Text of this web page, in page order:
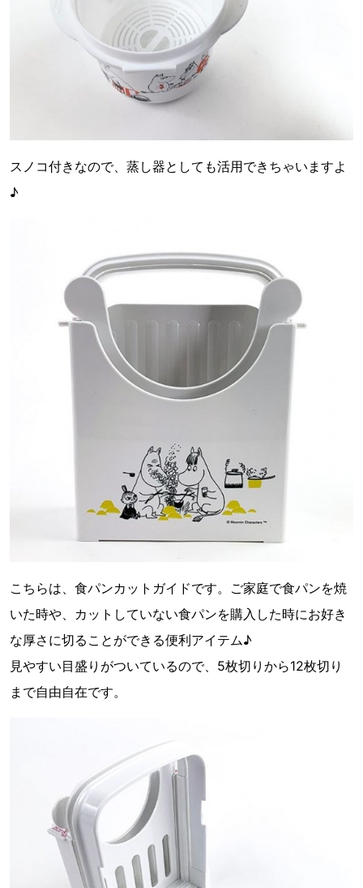
スノコ付きなので、蒸し器としても活用できちゃいますよ
♪
こちらは、食パンカットガイドです。ご家庭で食パンを焼
いた時や、カットしていない食パンを購入した時にお好き
な厚さに切ることができる便利アイテム♪
見やすい目盛りがついているので、5枚切りから12枚切り
まで自由自在です。